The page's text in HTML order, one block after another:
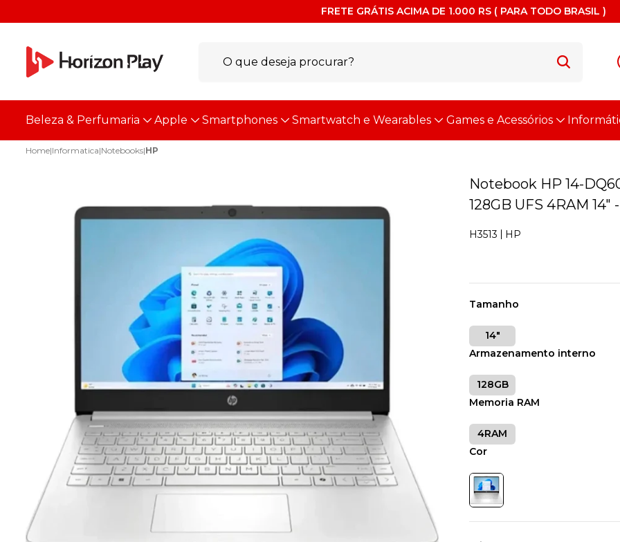
FRETE GRÁTIS ACIMA DE 1.000 RS ( PARA TODO BRASIL )
Beleza & Perfumaria Apple Smartphones Smartwatch e Wearables Games e Acessórios
Home|Informatica|Notebooks|HP
Notebook HP 14-
128GB UFS 4RAM 14"
H3513 HP
Tamanho
14"
Armazenamento interno
128GB
Memoria RAM
4RAM
Cor